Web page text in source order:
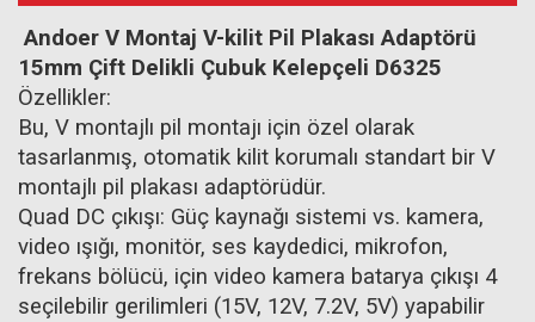
Andoer V Montaj V-kilit Pil Plakası Adaptörü
15mm Çift Delikli Çubuk Kelepçeli D6325
Özellikler:
Bu, V montajlı pil montajı için özel olarak
tasarlanmış, otomatik kilit korumalı standart bir V
montajlı pil plakası adaptörüdür.
Quad DC çıkışı: Güç kaynağı sistemi vs. kamera,
video ışığı, monitör, ses kaydedici, mikrofon,
frekans bölücü, için video kamera batarya çıkışı 4
seçilebilir gerilimleri (15V, 12V, 7.2V, 5V) yapabilir